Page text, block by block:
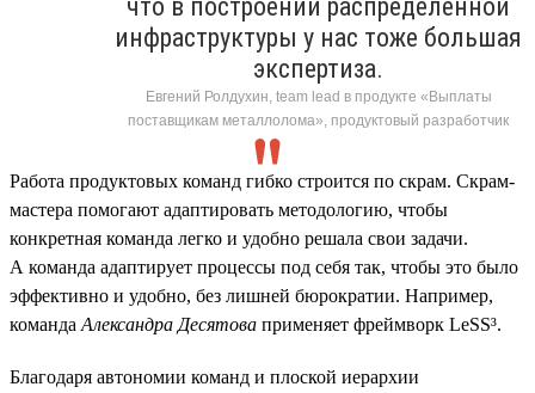
что в построении распределенной
инфраструктуры у нас тоже большая
экспертиза.
Евгений Ролдухин, team lead в продукте «Выплаты
поставщикам металлолома», продуктовый разработчик
Работа продуктовых команд гибко строится по скрам. Скрам-
мастера помогают адаптировать методологию, чтобы
конкретная команда легко и удобно решала свои задачи.
А команда адаптирует процессы под себя так, чтобы это было
эффективно и удобно, без лишней бюрократии. Например,
команда Александра Десятова применяет фреймворк LeSS³.
Благодаря автономии команд и плоской иерархии